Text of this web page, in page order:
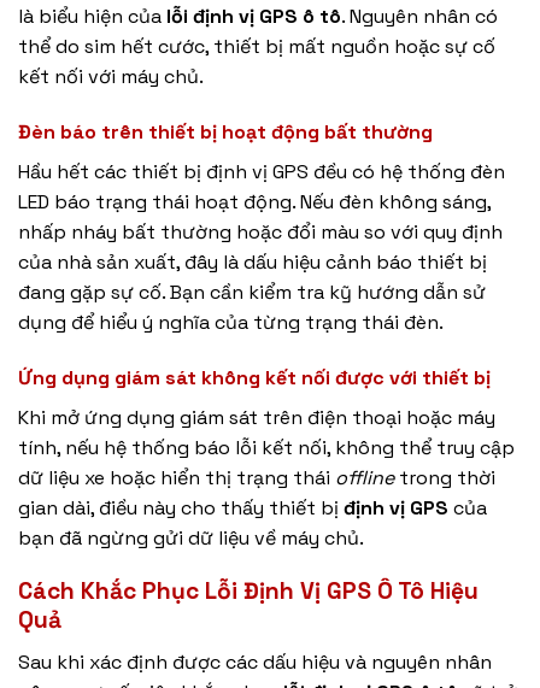
là biểu hiện của lỗi định vị GPS ô tô. Nguyên nhân có
thể do sim hết cước, thiết bị mất nguồn hoặc sự cố
kết nối với máy chủ.
Đèn báo trên thiết bị hoạt động bất thường
Hầu hết các thiết bị định vị GPS đều có hệ thống đèn
LED báo trạng thái hoạt động. Nếu đèn không sáng,
nhấp nháy bất thường hoặc đổi màu so với quy định
của nhà sản xuất, đây là dấu hiệu cảnh báo thiết bị
đang gặp sự cố. Bạn cần kiểm tra kỹ hướng dẫn sử
dụng để hiểu ý nghĩa của từng trạng thái đèn.
Ứng dụng giám sát không kết nối được với thiết bị
Khi mở ứng dụng giám sát trên điện thoại hoặc máy
tính, nếu hệ thống báo lỗi kết nối, không thể truy cập
dữ liệu xe hoặc hiển thị trạng thái offlinetrong thời
gian dài, điều này cho thấy thiết bị định vị GPS của
bạn đã ngừng gửi dữ liệu về máy chủ.
Cách Khắc Phục Lỗi Định Vị GPS Ô Tô Hiệu
Quả
Sau khi xác định được các dấu hiệu và nguyên nhân